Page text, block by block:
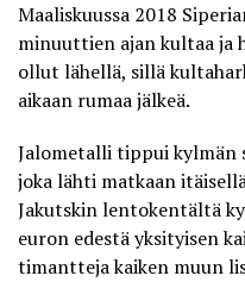
Maaliskuussa 2018
minuuttien ajan kultaa ja
ollut lähellä, sillä
aikaan rumaa jälkeä.
Jalometalli tippui kylmän
joka lähti matkaan
Jakutskin lentokentältä
euron edestä yksityisen
timantteja kaiken muun